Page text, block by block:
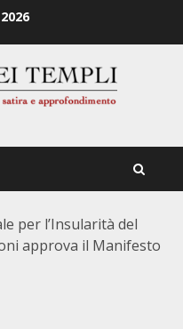
per l’Insularità del
approva il Manifesto